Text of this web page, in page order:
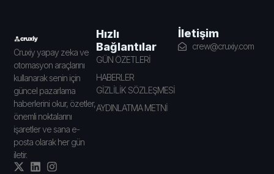
Cruxiy yapay zeka ve
otomasyon araçlarını
kullanarak senin için
güncel pazarlama
haberlerini okur, özetler,
önemli noktalarını
işaretler ve sana e-
posta olarak her gün
iletir.
Hızlı
Bağlantılar
GÜN ÖZETLERİ
HABERLER
GİZLİLİK SÖZLEŞMESİ
AYDINLATMA METNİ
İletişim
crew@cruxiy.com